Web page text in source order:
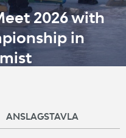
2026 with
in
ANSLAGSTAVLA